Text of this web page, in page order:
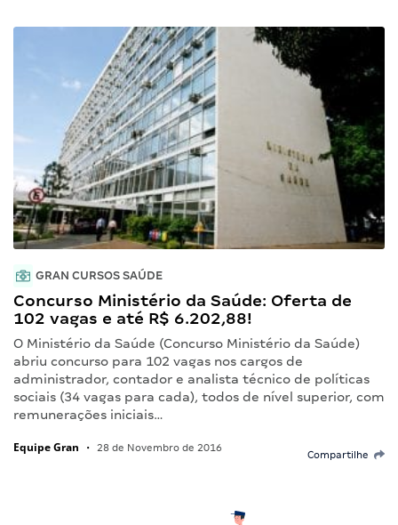
GRAN CURSOS SAÚDE
Concurso Ministério da Saúde: Oferta de
102 vagas e até R$ 6.202,88!
O Ministério da Saúde (Concurso Ministério da Saúde)
abriu concurso para 102 vagas nos cargos de
administrador, contador e analista técnico de políticas
sociais (34 vagas para cada), todos de nível superior, com
remunerações iniciais…
Equipe Gran • 28 de Novembro de 2016
Compartilhe